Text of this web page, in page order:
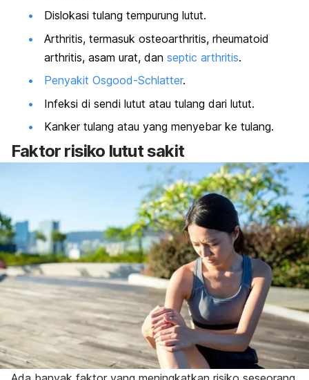
Dislokasi tulang tempurung lutut.
Arthritis, termasuk osteoarthritis, rheumatoid
arthritis, asam urat, dan septic arthritis.
Penyakit Osgood-Schlatter.
Infeksi di sendi lutut atau tulang dari lutut.
Kanker tulang atau yang menyebar ke tulang.
Faktor risiko lutut sakit